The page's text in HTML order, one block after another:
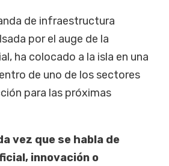
de infraestructura
por el auge de la
ha colocado a la isla en una
de uno de los sectores
para las próximas
vez que se habla de
innovación o